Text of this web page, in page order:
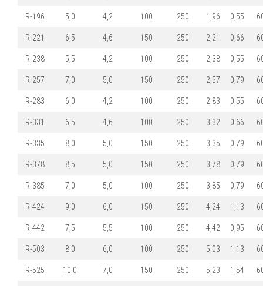
R-196 5,0 4,2 100 250 1,96 0,55
R-221 6,5 4,6 150 250 2,21 0,66
R-238 5,5 4,2 100 250 2,38 0,55
R-257 7,0 5,0 150 250 2,57 0,79
R-283 6,0 4,2 100 250 2,83 0,55
R-331 6,5 4,6 100 250 3,32 0,66
R-335 8,0 5,0 150 250 3,35 0,79
R-378 8,5 5,0 150 250 3,78 0,79
R-385 7,0 5,0 100 250 3,85 0,79
R-424 9,0 6,0 150 250 4,24 1,13
R-442 7,5 5,5 100 250 4,42 0,95
R-503 8,0 6,0 100 250 5,03 1,13
R-525 10,0 7,0 150 250 5,23 1,54